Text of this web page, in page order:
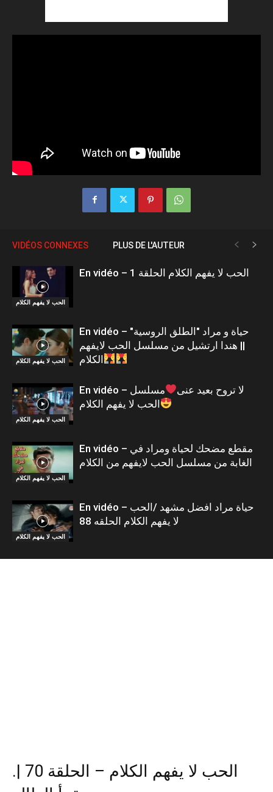
VIDÉOS CONNEXES PLUS DE L'AUTEUR
الحب لا يفهم الكلام
En vidéo – الحب لا يفهم الكلام الحلقة 1
الحب لا يفهم الكلام
En vidéo – حياة و مراد "الطلق الروسية"
|| هندا ارتشيل من مسلسل الحب لايفهم
الكلام
الحب لا يفهم الكلام
En vidéo – لا تروح بعيد عنى
مسلسل
الحب لا يفهم الكلام
الحب لا يفهم الكلام
En vidéo – مقطع مضحك لحياة ومراد في
الغابة من مسلسل الحب لايفهم من الكلام
الحب لا يفهم الكلام
En vidéo – حياة مراد افضل مشهد /الحب
لا يفهم الكلام الحلقه 88
.الحب لا يفهم الكلام – الحلقة 70 |